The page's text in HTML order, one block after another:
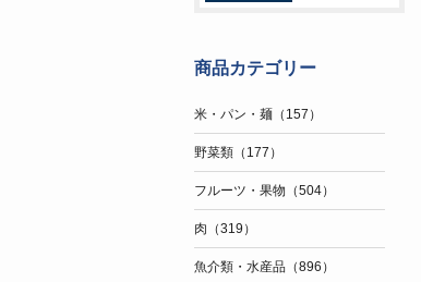
商品カテゴリー
米・パン・麺（157）
野菜類（177）
フルーツ・果物（504）
肉（319）
魚介類・水産品（896）